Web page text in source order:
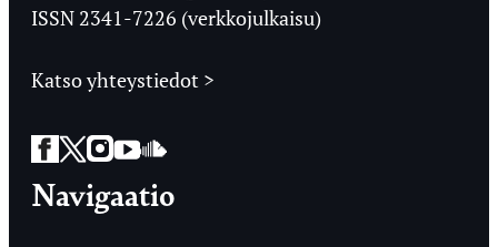
ISSN 2341-7226 (verkkojulkaisu)
Katso yhteystiedot >
Facebook
Twitter
Instagram
YouTube
SoundCloud
Navigaatio